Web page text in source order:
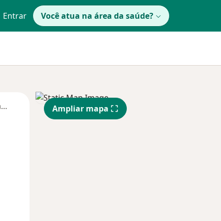
Entrar Você atua na área da saúde?
Segunda-feira Qua
12 Ago
Qui,
13 Ago
Ampliar mapa